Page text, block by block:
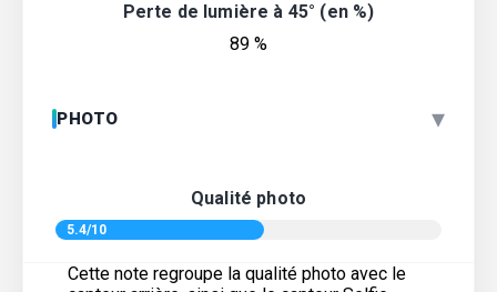
Perte de lumière à 45° (en %)
89 %
PHOTO ▾
Qualité photo
5.4/10
Cette note regroupe la qualité photo avec le